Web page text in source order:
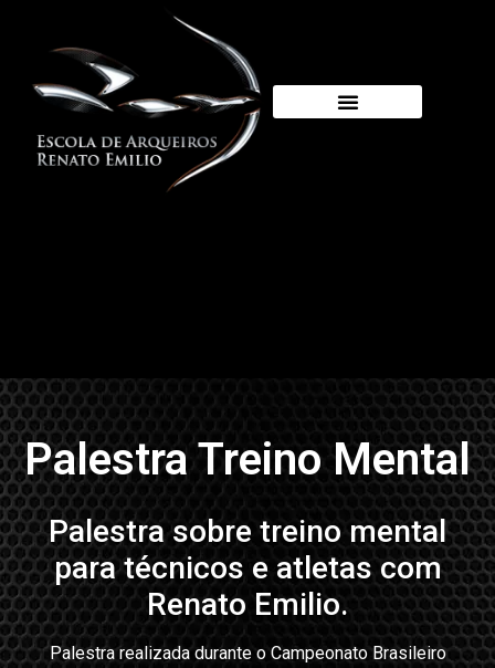
Palestra Treino Mental
Palestra sobre treino mental
para técnicos e atletas com
Renato Emilio.
Palestra realizada durante o Campeonato Brasileiro